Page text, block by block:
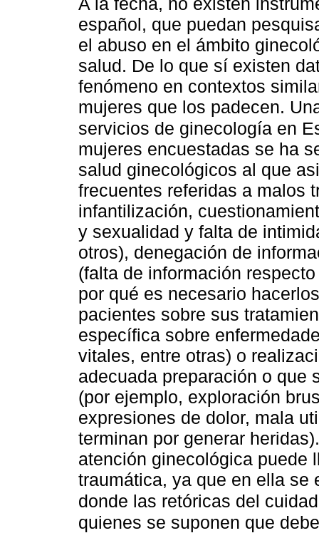
español, que puedan
el abuso en el ámbito
salud. De lo que sí existen
fenómeno en contextos
mujeres que los padecen.
servicios de ginecología en
mujeres encuestadas se ha
salud ginecológicos al que
frecuentes referidas a malos
infantilización,
y sexualidad y falta de
otros), denegación de
(falta de información
por qué es necesario
pacientes sobre sus
específica sobre
vitales, entre otras) o
adecuada preparación o que
(por ejemplo, exploración
expresiones de dolor, mala
terminan por generar
atención ginecológica puede
traumática, ya que en ella se
donde las retóricas del
quienes se suponen que